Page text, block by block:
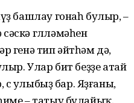
башлау гонаһ булыр, –
гөлләмәһен
генә тип әйтһәм дә,
Улар бит беҙҙе атай
улыбыҙ бар. Яҙғаны,